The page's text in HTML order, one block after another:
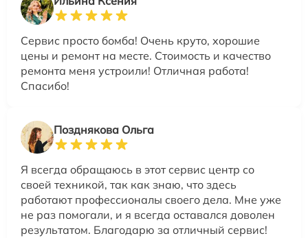
Сервис просто бомба! Очень круто, хорошие
цены и ремонт на месте. Стоимость и качество
ремонта меня устроили! Отличная работа!
Спасибо!
Позднякова Ольга
Я всегда обращаюсь в этот сервис центр со
своей техникой, так как знаю, что здесь
работают профессионалы своего дела. Мне уже
не раз помогали, и я всегда оставался доволен
результатом. Благодарю за отличный сервис!